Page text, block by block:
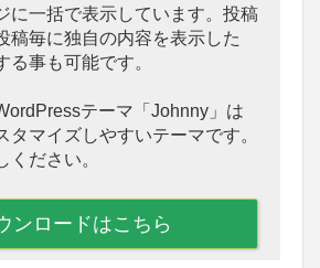
に一括で表示しています。投稿
稿毎に独自の内容を表示した
る事も可能です。
テーマ「Johnny」は
タマイズしやすいテーマです。
ください。
ンロードはこちら